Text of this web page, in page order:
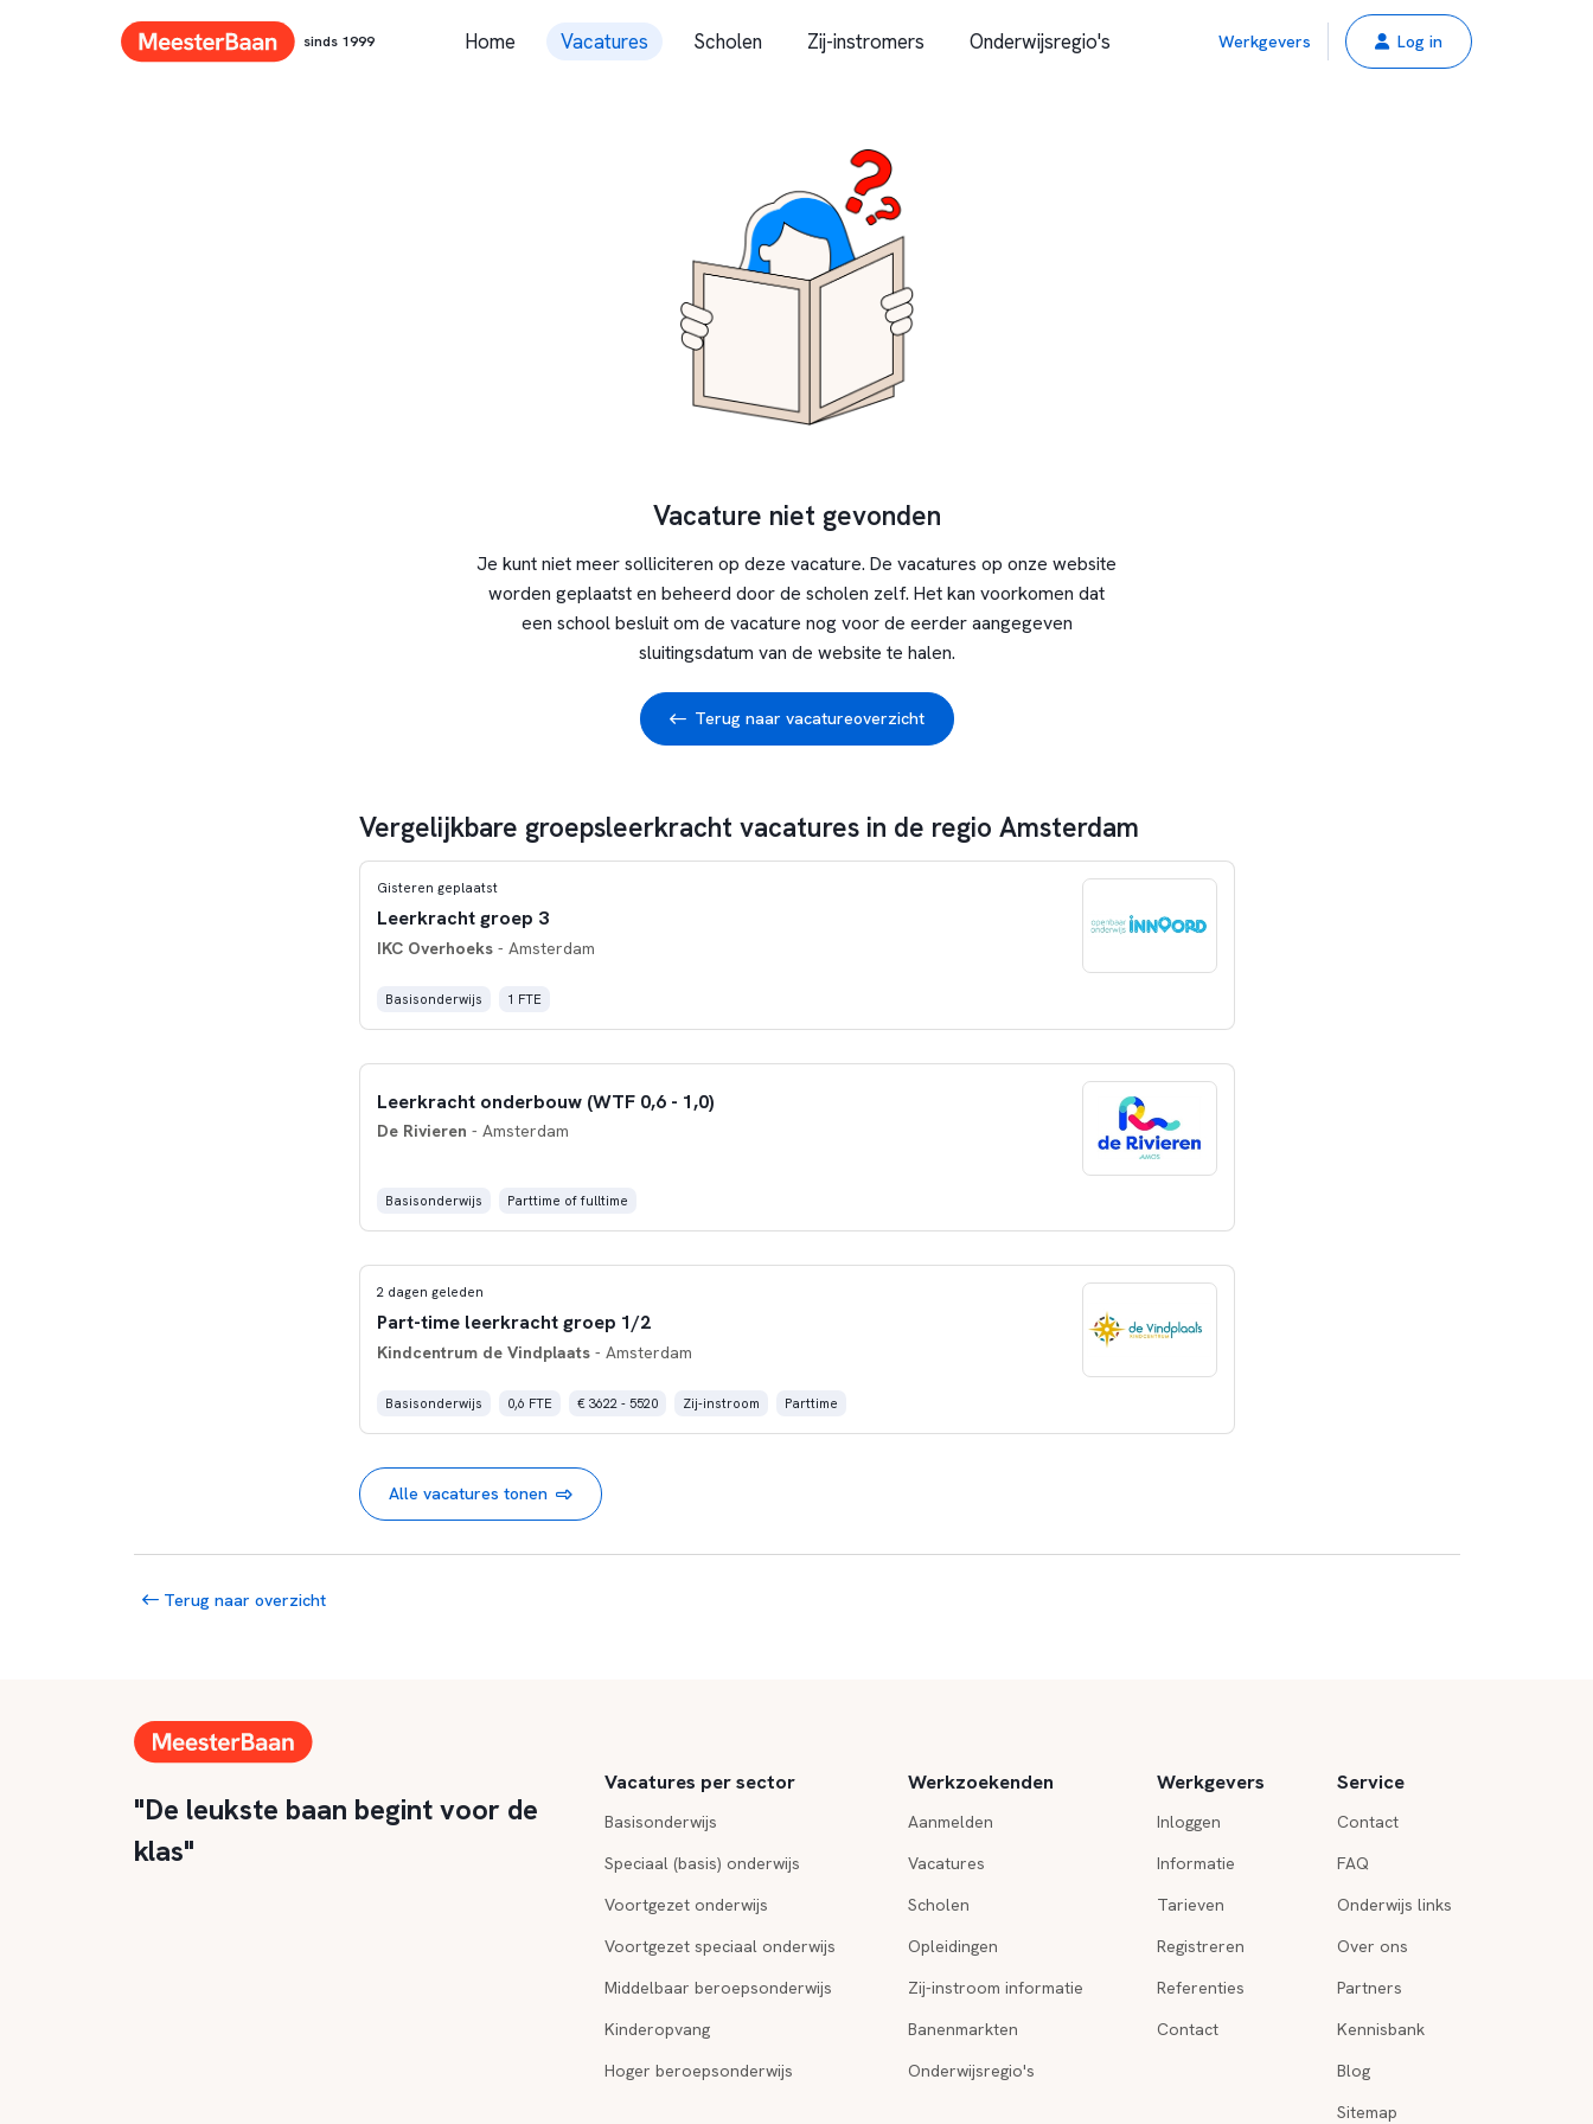
sinds 1999 Home Vacatures Scholen Zij-instromers Onderwijsregio's Werkgevers Log in
Vacature niet gevonden
Je kunt niet meer solliciteren op deze vacature. De vacatures op onze website
worden geplaatst en beheerd door de scholen zelf. Het kan voorkomen dat
een school besluit om de vacature nog voor de eerder aangegeven
sluitingsdatum van de website te halen.
Terug naar vacatureoverzicht
Vergelijkbare groepsleerkracht vacatures in de regio Amsterdam
Gisteren geplaatst
Leerkracht groep 3
IKC Overhoeks- Amsterdam
Basisonderwijs 1 FTE
Leerkracht onderbouw (WTF 0,6 - 1,0)
De Rivieren - Amsterdam
Basisonderwijs Parttime of fulltime
2 dagen geleden
Part-time leerkracht groep 1/2
Kindcentrum de Vindplaats- Amsterdam
Basisonderwijs 0,6 FTE € 3622 - 5520 Zij-instroom Parttime
Alle vacatures tonen
Terug naar overzicht
"De leukste baan begint voor de
klas"
Vacatures per sector
Basisonderwijs
Speciaal (basis) onderwijs
Voortgezet onderwijs
Voortgezet speciaal onderwijs
Middelbaar beroepsonderwijs
Kinderopvang
Hoger beroepsonderwijs
Werkzoekenden
Aanmelden
Vacatures
Scholen
Opleidingen
Zij-instroom informatie
Banenmarkten
Onderwijsregio's
Werkgevers
Inloggen
Informatie
Tarieven
Registreren
Referenties
Contact
Service
Contact
FAQ
Onderwijs links
Over ons
Partners
Kennisbank
Blog
Sitemap